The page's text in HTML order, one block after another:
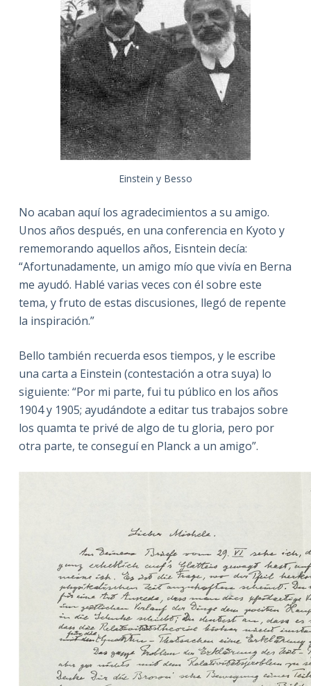
Einstein y Besso
No acaban aquí los agradecimientos a su amigo.
Unos años después, en una conferencia en Kyoto y
rememorando aquellos años, Eisntein decía:
“Afortunadamente, un amigo mío que vivía en Berna
me ayudó. Hablé varias veces con él sobre este
tema, y fruto de estas discusiones, llegó de repente
la inspiración.”
Bello también recuerda esos tiempos, y le escribe
una carta a Einstein (contestación a otra suya) lo
siguiente: “Por mi parte, fui tu público en los años
1904 y 1905; ayudándote a editar tus trabajos sobre
los quamta te privé de algo de tu gloria, pero por
otra parte, te conseguí en Planck a un amigo”.